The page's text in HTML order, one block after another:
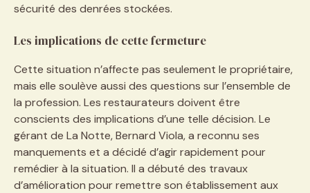
sécurité des denrées stockées.
Les implications de cette fermeture
Cette situation n’affecte pas seulement le propriétaire,
mais elle soulève aussi des questions sur l’ensemble de
la profession. Les restaurateurs doivent être
conscients des implications d’une telle décision. Le
gérant de La Notte, Bernard Viola, a reconnu ses
manquements et a décidé d’agir rapidement pour
remédier à la situation. Il a débuté des travaux
d’amélioration pour remettre son établissement aux